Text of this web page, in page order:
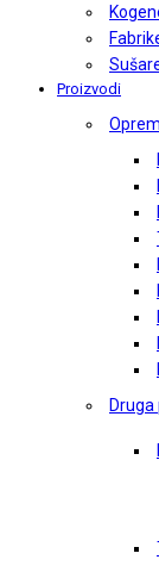
Proizvodi
Druga